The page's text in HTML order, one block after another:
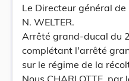
Le Directeur général
N. WELTER.
Arrêté grand-ducal du
complétant l'arrêté
sur le régime de la
Nous CHARLOTTE, par